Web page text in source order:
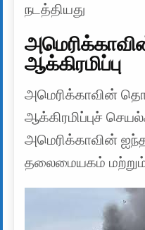
நடத்தியது
ஆக்கிரமிப்பு
அமெரிக்காவின்
ஆக்கிரமிப்புச்
அமெரிக்காவின்
தலைமையகம் மற்றும்